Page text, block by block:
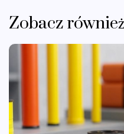
Zobacz również